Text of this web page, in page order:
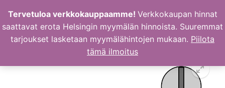
sisältöön
Tervetuloa verkkokauppaamme! Verkkokaupan hinnat
saattavat erota Helsingin myymälän hinnoista. Suuremmat
tarjoukset lasketaan myymälähintojen mukaan. Piilota
tämä ilmoitus